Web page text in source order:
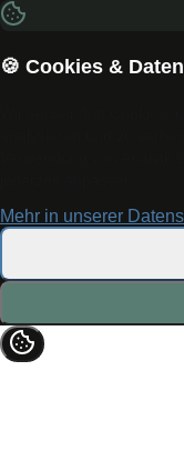
🍪 Cookies &
Mehr in unserer